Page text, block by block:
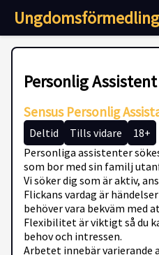
Personlig
Sensus Personlig
Deltid Tills vidare
18+
Personliga assistenter
som bor med sin familj
Vi söker dig som är aktiv,
Flickans vardag är
behöver vara bekväm med
Flexibilitet är viktigt så du
behov och intressen.
Arbetet innebär varierande